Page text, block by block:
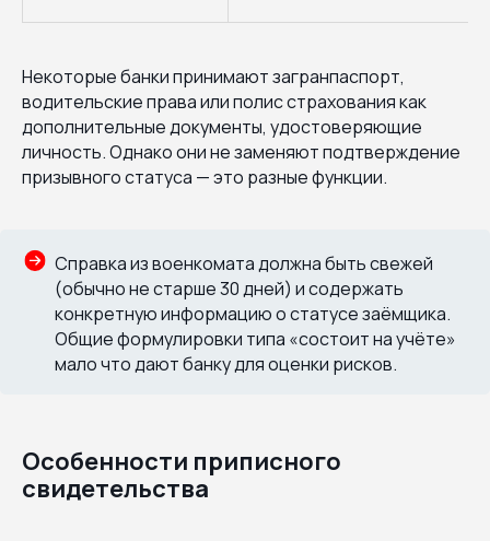
Некоторые банки принимают загранпаспорт,
водительские права или полис страхования как
дополнительные документы, удостоверяющие
личность. Однако они не заменяют подтверждение
призывного статуса — это разные функции.
Справка из военкомата должна быть свежей
(обычно не старше 30 дней) и содержать
конкретную информацию о статусе заёмщика.
Общие формулировки типа «состоит на учёте»
мало что дают банку для оценки рисков.
Особенности приписного
свидетельства